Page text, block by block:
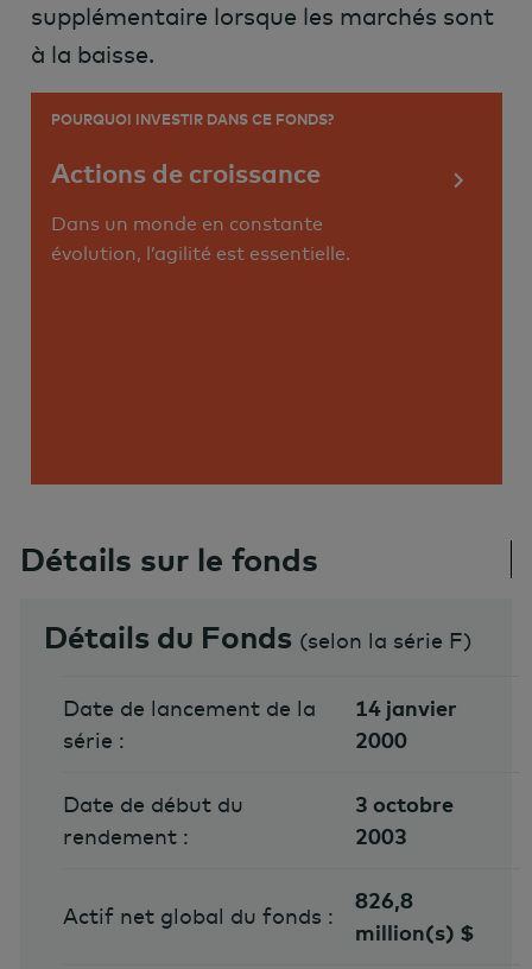
supplémentaire lorsque les marchés sont
à la baisse.
POURQUOI INVESTIR DANS CE FONDS?
Actions de croissance
Dans un monde en constante
évolution, l’agilité est essentielle.
Détails sur le fonds
Détails du Fonds (selon la série F)
Date de lancement de la
série :
14 janvier
2000
Date de début du
rendement :
3 octobre
2003
Actif net global du fonds :
826,8
million(s) $